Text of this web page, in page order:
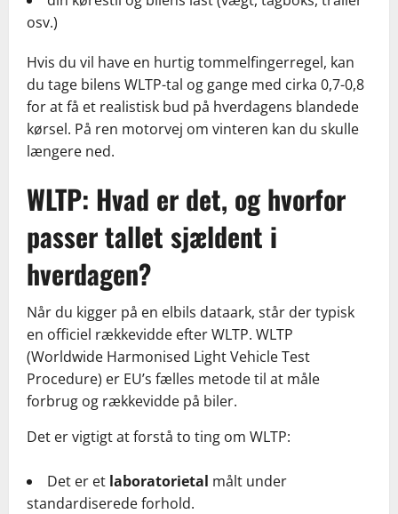
osv.)
Hvis du vil have en hurtig tommelfingerregel, kan
du tage bilens WLTP-tal og gange med cirka 0,7-0,8
for at få et realistisk bud på hverdagens blandede
kørsel. På ren motorvej om vinteren kan du skulle
længere ned.
WLTP: Hvad er det, og hvorfor
passer tallet sjældent i
hverdagen?
Når du kigger på en elbils dataark, står der typisk
en officiel rækkevidde efter WLTP. WLTP
(Worldwide Harmonised Light Vehicle Test
Procedure) er EU’s fælles metode til at måle
forbrug og rækkevidde på biler.
Det er vigtigt at forstå to ting om WLTP:
Det er et laboratorietal målt under
standardiserede forhold.